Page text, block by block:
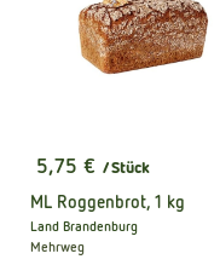
, Preis:
5,75 € / Stück
ML Roggenbrot, 1 kg
, Herkunft:
Land Brandenburg
Mehrweg